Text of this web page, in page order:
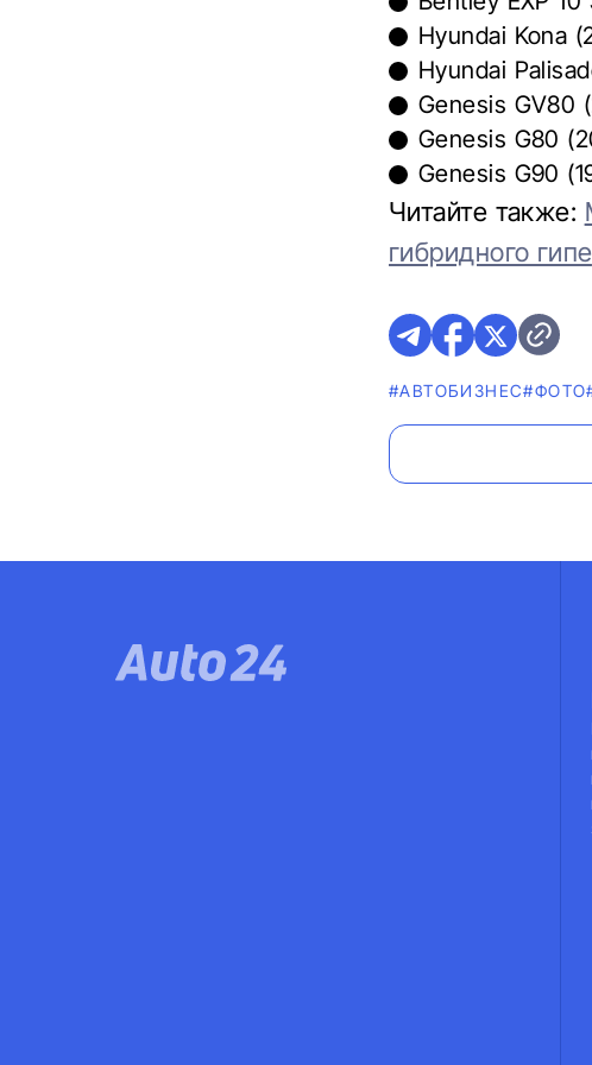
Hyundai Kona
Hyundai
Genesis GV80
Genesis G80
Genesis G90
Читайте также:
гибридного
#AВТОБИЗНЕС#ФОТО